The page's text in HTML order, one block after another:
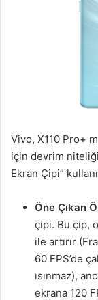
Vivo, X110 Pro+
için devrim
Ekran Çipi”
Öne Çıkan
çipi. Bu çip,
ile artırır
60 FPS’de
ısınmaz),
ekrana 120